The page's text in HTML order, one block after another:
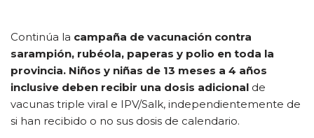
Continúa la campaña de vacunación contra
sarampión, rubéola, paperas y polio en toda la
provincia. Niños y niñas de 13 meses a 4 años
inclusive deben recibir una dosis adicional de
vacunas triple viral e IPV/Salk, independientemente de
si han recibido o no sus dosis de calendario.